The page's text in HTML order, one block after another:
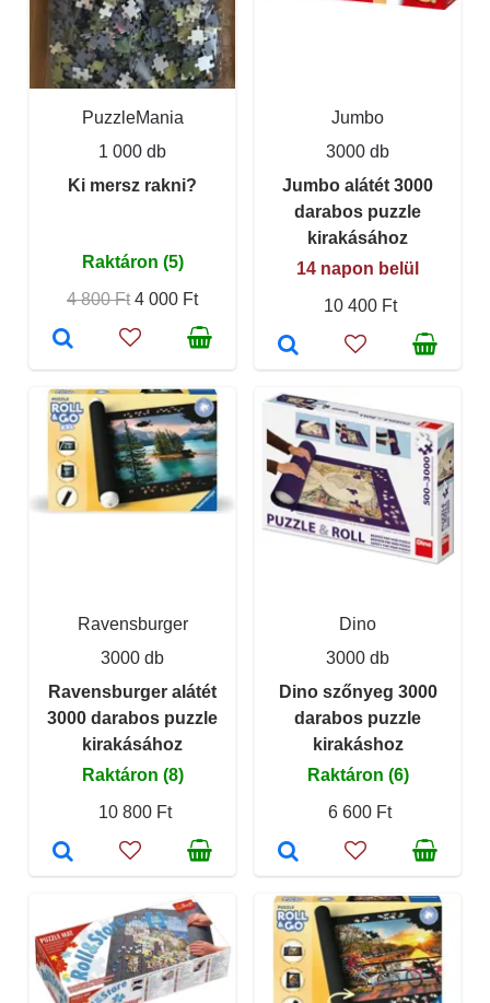
PuzzleMania
1 000 db
Ki mersz rakni?
Raktáron (5)
4 800 Ft 4 000 Ft
Jumbo
3000 db
Jumbo alátét 3000
darabos puzzle
kirakásához
14 napon belül
10 400 Ft
Ravensburger
3000 db
Ravensburger alátét
3000 darabos puzzle
kirakásához
Raktáron (8)
10 800 Ft
Dino
3000 db
Dino szőnyeg 3000
darabos puzzle
kirakáshoz
Raktáron (6)
6 600 Ft